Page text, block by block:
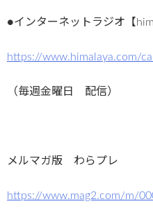
●インターネットラジオ【
https://www.himalaya.com/
（毎週金曜日 配信）
メルマガ版 わらプレ
https://www.mag2.com/m/